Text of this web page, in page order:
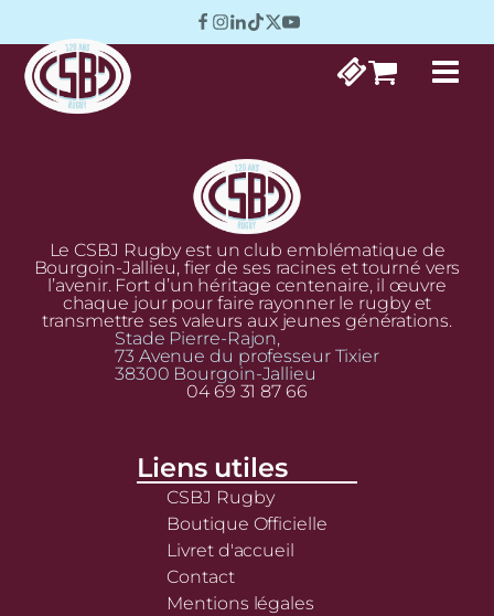
Le CSBJ Rugby est un club emblématique de
Bourgoin-Jallieu, fier de ses racines et tourné vers
l’avenir. Fort d’un héritage centenaire, il œuvre
chaque jour pour faire rayonner le rugby et
transmettre ses valeurs aux jeunes générations.
Stade Pierre-Rajon,
73 Avenue du professeur Tixier
38300 Bourgoin-Jallieu
04 69 31 87 66
Liens utiles
CSBJ Rugby
Boutique Officielle
Livret d'accueil
Contact
Mentions légales